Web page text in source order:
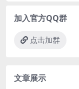
加入官方QQ群
点击加群
文章展示